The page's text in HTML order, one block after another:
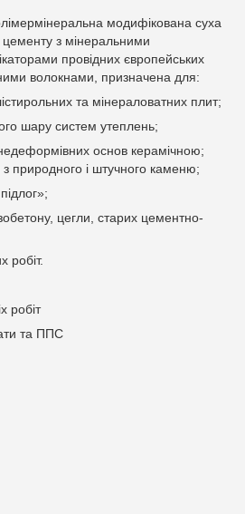
модифікована суха
цементу з мінеральними
провідних європейських
волокнами, призначена для:
та мінераловатних плит;
шару систем утеплень;
основ керамічною;
природного і штучного каменю;
цегли, старих цементно-
робіт.
робіт
та ППС